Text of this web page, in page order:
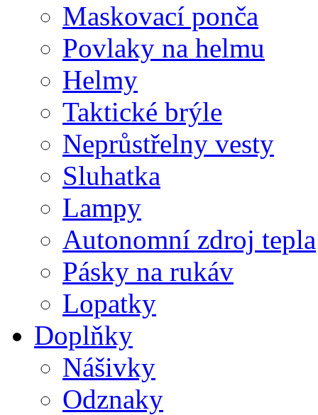
Maskovací ponča
Povlaky na helmu
Helmy
Taktické brýle
Neprůstřelny vesty
Sluhatka
Lampy
Autonomní zdroj tepla
Pásky na rukáv
Lopatky
Doplňky
Nášivky
Odznaky